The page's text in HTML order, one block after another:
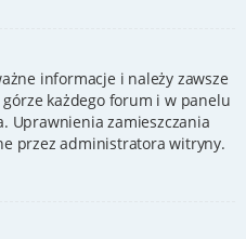
informacje i należy zawsze
każdego forum i w panelu
Uprawnienia zamieszczania
przez administratora witryny.